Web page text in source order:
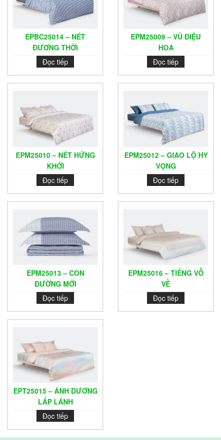
EPBC25014 – NÉT
ĐƯƠNG THỜI
Đọc tiếp
EPM25009 – VŨ ĐIỆU
HOA
Đọc tiếp
EPM25010 – NÉT HỨNG
KHỞI
Đọc tiếp
EPM25012 – GIAO LỘ HY
VỌNG
Đọc tiếp
EPM25013 – CON
ĐƯỜNG MỚI
Đọc tiếp
EPM25016 – TIẾNG VỖ
VỀ
Đọc tiếp
EPT25015 – ÁNH DƯƠNG
LẤP LÁNH
Đọc tiếp